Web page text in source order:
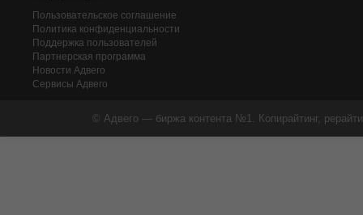
Пользовательское соглашение
Политика конфиденциальности
Поддержка пользователей
Партнерская программа
Новости Адвего
Сервисы Адвего
© Адвего — биржа контента №1. Копирайтинг,